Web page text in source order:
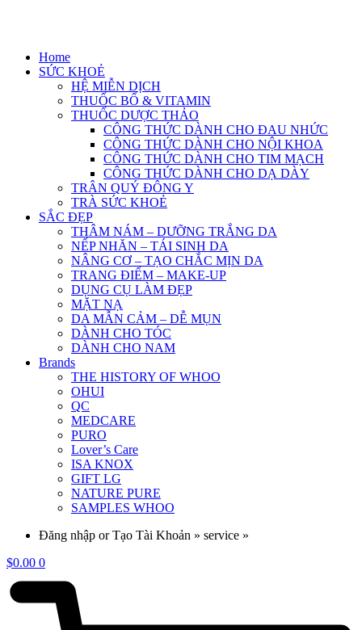
Home
SỨC KHOẺ
HỆ MIỄN DỊCH
THUỐC BỔ & VITAMIN
THUỐC DƯỢC THẢO
CÔNG THỨC DÀNH CHO ĐAU NHỨC
CÔNG THỨC DÀNH CHO NỘI KHOA
CÔNG THỨC DÀNH CHO TIM MẠCH
CÔNG THỨC DÀNH CHO DẠ DÀY
TRÂN QUÝ ĐÔNG Y
TRÀ SỨC KHOẺ
SẮC ĐẸP
THÂM NÁM – DƯỠNG TRẮNG DA
NẾP NHĂN – TÁI SINH DA
NÂNG CƠ – TẠO CHẮC MỊN DA
TRANG ĐIỂM – MAKE-UP
DỤNG CỤ LÀM ĐẸP
MẶT NẠ
DA MẪN CẢM – DỄ MỤN
DÀNH CHO TÓC
DÀNH CHO NAM
Brands
THE HISTORY OF WHOO
OHUI
QC
MEDCARE
PURO
Lover’s Care
ISA KNOX
GIFT LG
NATURE PURE
SAMPLES WHOO
Đăng nhập or Tạo Tài Khoản » service »
$0.00 0